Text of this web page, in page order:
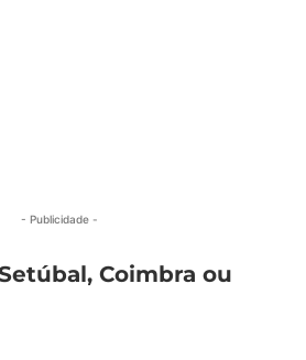
- Publicidade -
Coimbra ou